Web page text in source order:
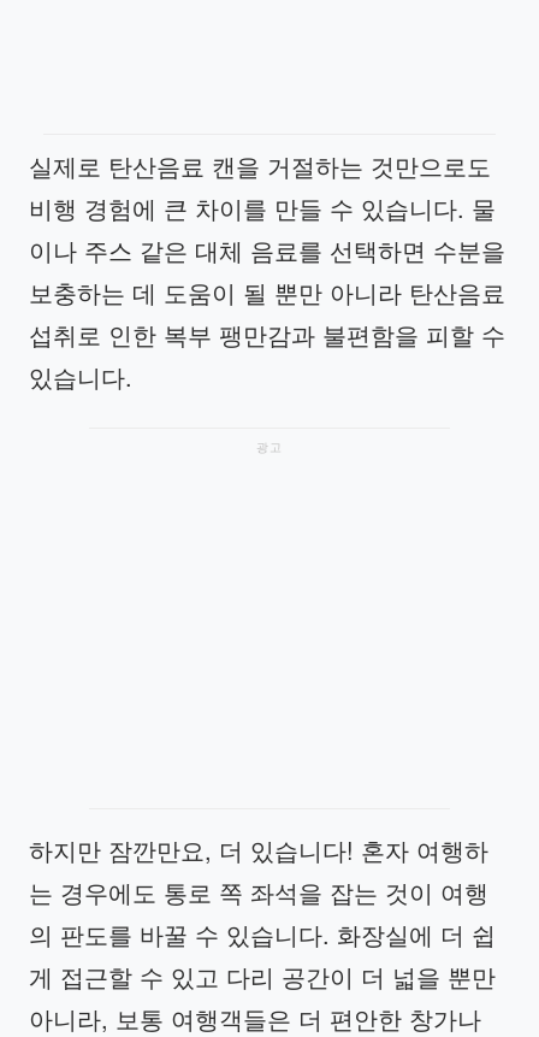
실제로 탄산음료 캔을 거절하는 것만으로도
비행 경험에 큰 차이를 만들 수 있습니다. 물
이나 주스 같은 대체 음료를 선택하면 수분을
보충하는 데 도움이 될 뿐만 아니라 탄산음료
섭취로 인한 복부 팽만감과 불편함을 피할 수
있습니다.
광고
하지만 잠깐만요, 더 있습니다! 혼자 여행하
는 경우에도 통로 쪽 좌석을 잡는 것이 여행
의 판도를 바꿀 수 있습니다. 화장실에 더 쉽
게 접근할 수 있고 다리 공간이 더 넓을 뿐만
아니라, 보통 여행객들은 더 편안한 창가나